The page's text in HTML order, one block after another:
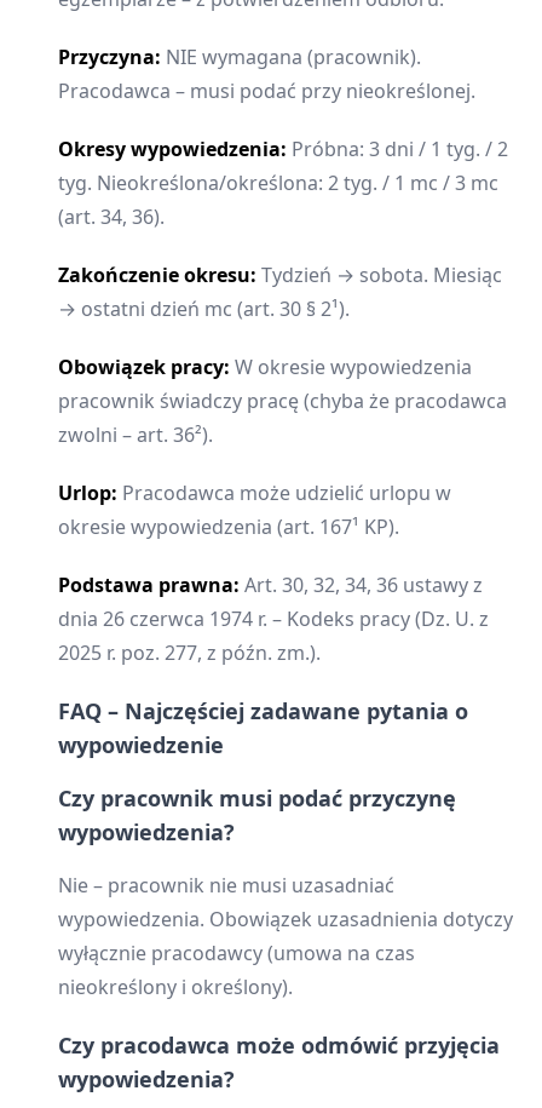
Przyczyna: NIE wymagana (pracownik).
Pracodawca – musi podać przy nieokreślonej.
Okresy wypowiedzenia: Próbna: 3 dni / 1 tyg. / 2
tyg. Nieokreślona/określona: 2 tyg. / 1 mc / 3 mc
(art. 34, 36).
Zakończenie okresu: Tydzień → sobota. Miesiąc
→ ostatni dzień mc (art. 30 § 2¹).
Obowiązek pracy: W okresie wypowiedzenia
pracownik świadczy pracę (chyba że pracodawca
zwolni – art. 36²).
Urlop: Pracodawca może udzielić urlopu w
okresie wypowiedzenia (art. 167¹ KP).
Podstawa prawna: Art. 30, 32, 34, 36 ustawy z
dnia 26 czerwca 1974 r. – Kodeks pracy (Dz. U. z
2025 r. poz. 277, z późn. zm.).
FAQ – Najczęściej zadawane pytania o
wypowiedzenie
Czy pracownik musi podać przyczynę
wypowiedzenia?
Nie – pracownik nie musi uzasadniać
wypowiedzenia. Obowiązek uzasadnienia dotyczy
wyłącznie pracodawcy (umowa na czas
nieokreślony i określony).
Czy pracodawca może odmówić przyjęcia
wypowiedzenia?